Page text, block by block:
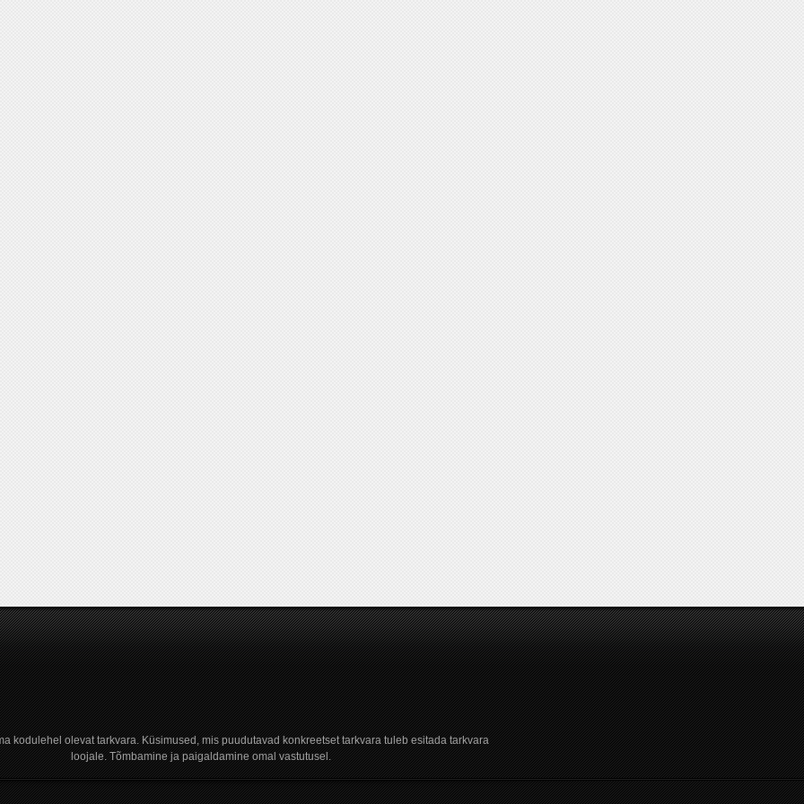
kodulehel olevat tarkvara. Küsimused, mis puudutavad konkreetset tarkvara tuleb esitada tarkvara
loojale. Tõmbamine ja paigaldamine omal vastutusel.